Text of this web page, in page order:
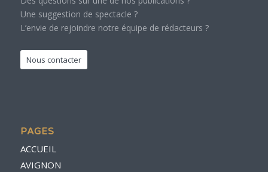
Une suggestion de spectacle ?
L’envie de rejoindre notre équipe de rédacteurs ?
Nous contacter
PAGES
ACCUEIL
AVIGNON